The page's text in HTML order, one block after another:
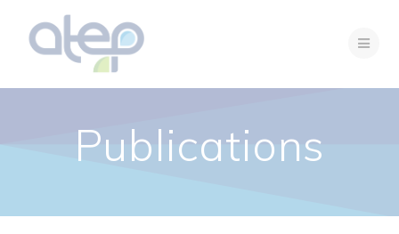
Publications